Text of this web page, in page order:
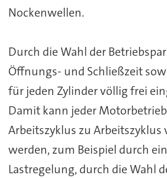
Nockenwellen.
Durch die Wahl der
Öffnungs- und Schließzeit
für jeden Zylinder völlig frei
Damit kann jeder
Arbeitszyklus zu Arbeitszyklus
werden, zum Beispiel durch
Lastregelung, durch die Wahl